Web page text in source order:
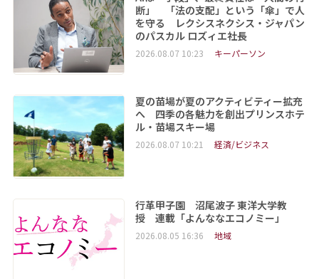
断」 「法の支配」という「傘」で人
を守る レクシスネクシス・ジャパン
のパスカル ロズィエ社長
2026.08.07 10:23 キーパーソン
夏の苗場が夏のアクティビティー拡充
へ 四季の各魅力を創出プリンスホテ
ル・苗場スキー場
2026.08.07 10:21 経済/ビジネス
行革甲子園 沼尾波子 東洋大学教
授 連載「よんななエコノミー」
2026.08.05 16:36 地域